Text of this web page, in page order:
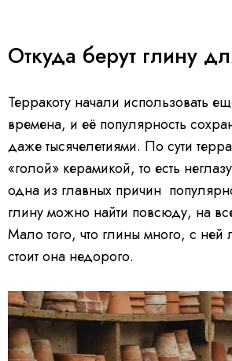
Откуда берут глину
Терракоту начали использовать
времена, и её популярность
даже тысячелетиями. По сути
«голой» керамикой, то есть
одна из главных причин
глину можно найти повсюду, на
Мало того, что глины много, с ней
стоит она недорого.